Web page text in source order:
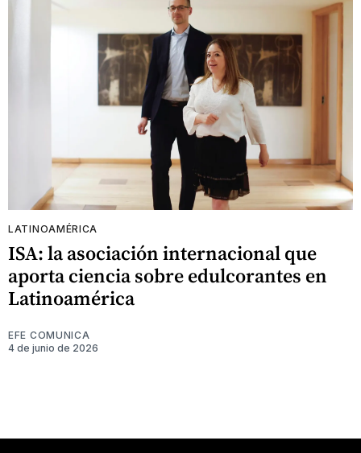
LATINOAMÉRICA
ISA: la asociación internacional que
aporta ciencia sobre edulcorantes en
Latinoamérica
EFE COMUNICA
4 de junio de 2026